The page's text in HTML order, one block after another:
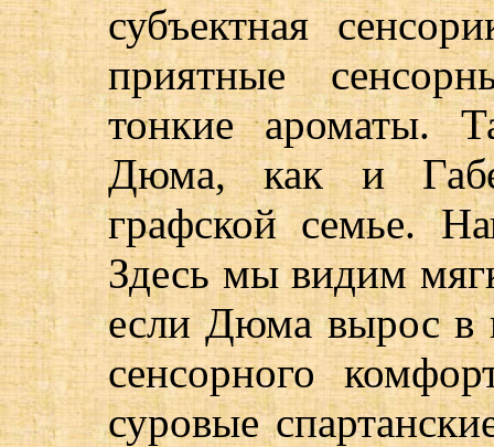
субъектная
приятные
тонкие ароматы.
Дюма, как и
графской семье.
Здесь мы видим
если Дюма вырос в
сенсорного
суровые